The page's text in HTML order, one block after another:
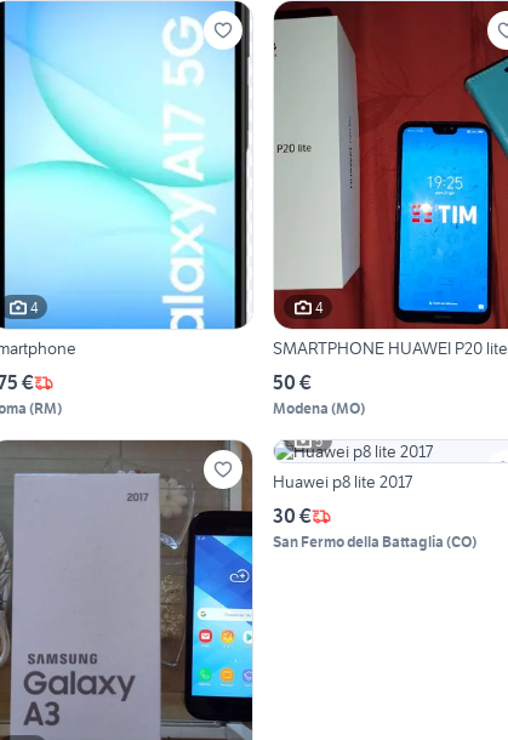
4
€
(RM)
4
SMARTPHONE HUAWEI P20 lite
50 €
Modena (MO)
5
Huawei p8 lite 2017
30 €
San Fermo della Battaglia (CO)